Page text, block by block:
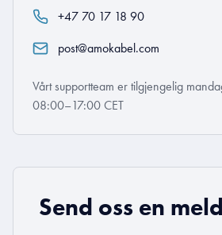
+47 70 17 18 90
post@amokabel.com
Vårt supportteam er tilgjengelig
08:00–17:00 CET
Send oss en